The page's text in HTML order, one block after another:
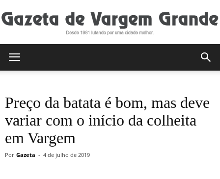
de
Preço da batata é bom, mas deve
variar com o início da colheita
em Vargem
Por Gazeta - 4 de julho de 2019